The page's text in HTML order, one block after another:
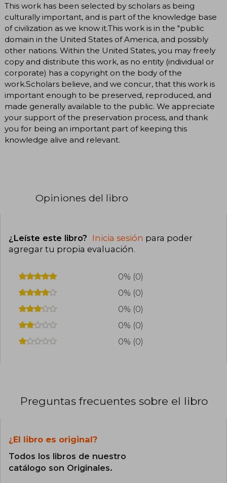
This work has been selected by scholars as being
culturally important, and is part of the knowledge base
of civilization as we know it.This work is in the "public
domain in the United States of America, and possibly
other nations. Within the United States, you may freely
copy and distribute this work, as no entity (individual or
corporate) has a copyright on the body of the
work.Scholars believe, and we concur, that this work is
important enough to be preserved, reproduced, and
made generally available to the public. We appreciate
your support of the preservation process, and thank
you for being an important part of keeping this
knowledge alive and relevant.
Opiniones del libro
¿Leíste este libro? Inicia sesión para poder
agregar tu propia evaluación.
0% (0)
0% (0)
0% (0)
0% (0)
0% (0)
Preguntas frecuentes sobre el libro
¿El libro es original?
Todos los libros de nuestro
catálogo son Originales.